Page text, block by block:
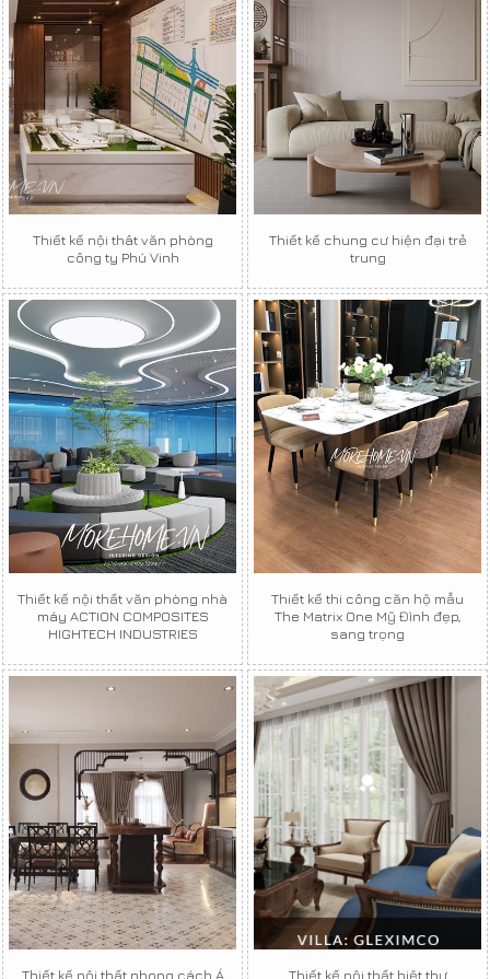
Thiết kế nội thât văn phòng
công ty Phú Vinh
Thiết kế chung cư hiện đại trẻ
trung
Thiết kế nội thất văn phòng nhà
máy ACTION COMPOSITES
HIGHTECH INDUSTRIES
Thiết kế thi công căn hộ mẫu
The Matrix One Mỹ Đình đẹp,
sang trọng
Thiết kế nội thất phong cách Á Thiết kế nội thất biệt thự